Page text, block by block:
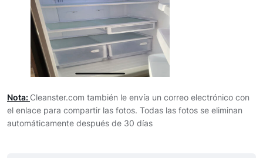
Nota: Cleanster.com también le envía un correo electrónico con
el enlace para compartir las fotos. Todas las fotos se eliminan
automáticamente después de 30 días